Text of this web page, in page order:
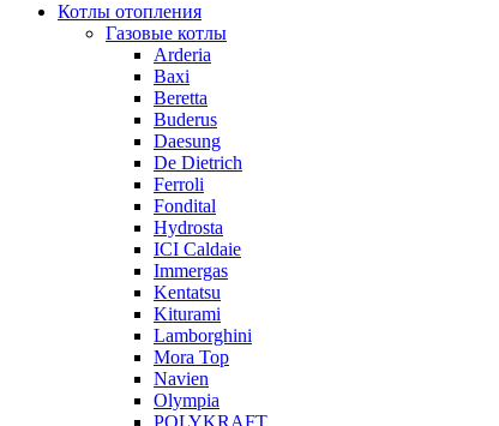
Котлы отопления
Газовые котлы
Arderia
Baxi
Beretta
Buderus
Daesung
De Dietrich
Ferroli
Fondital
Hydrosta
ICI Caldaie
Immergas
Kentatsu
Kiturami
Lamborghini
Mora Top
Navien
Olympia
POLYKRAFT